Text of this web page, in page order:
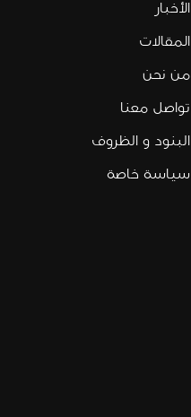
الأخبار
المقالات
من نحن
تواصل معنا
البنود و الظروف
سياسة خاصة